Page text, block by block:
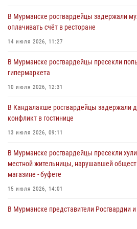
Сотрудники Росгвардии провели
антитеррористической защищенности для
31 июля 2026, 08:48 3
Сотрудники Росгвардии задержали
30 июля 2026, 14:09
В Управлении Росгвардии по Мурманской
30 июля 2026, 14:05
В Мурманске росгвардейцы задержали
оплачивать счёт в ресторане
14 июля 2026, 11:27
В Мурманске росгвардейцы пресекли
гипермаркета
10 июля 2026, 12:31
В Кандалакше росгвардейцы задержали
конфликт в гостинице
13 июля 2026, 09:11
В Мурманске росгвардейцы пресекли
местной жительницы, нарушавшей
магазине - буфете
15 июля 2026, 14:01
В Мурманске представители Росгвардии